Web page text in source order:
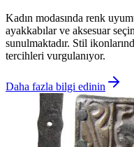
Kadın modasında renk
ayakkabılar ve aksesuar
sunulmaktadır. Stil
tercihleri vurgulanıyor.
Daha fazla bilgi edinin